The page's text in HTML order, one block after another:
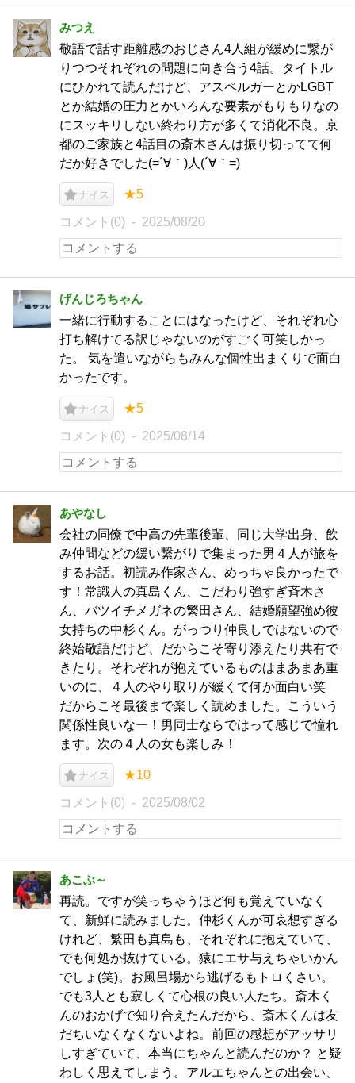
みつえ
敬語で話す距離感のおじさん4人組が緩めに繋が
りつつそれぞれの問題に向き合う4話。タイトル
にひかれて読んだけど、アスペルガーとかLGBT
とか結婚の圧力とかいろんな要素がもりもりなの
にスッキリしない終わり方が多くて消化不良。京
都のご家族と4話目の斎木さんは振り切ってて何
だか好きでした(=´∀｀)人(´∀｀=)
ナイス ★5
コメント(0) 2025/08/20
げんじろちゃん
一緒に行動することにはなったけど、それぞれ心
打ち解けてる訳じゃないのがすごく可笑しかっ
た。 気を遣いながらもみんな個性出まくりで面白
かったです。
ナイス ★5
コメント(0) 2025/08/14
あやなし
会社の同僚で中高の先輩後輩、同じ大学出身、飲
み仲間などの緩い繋がりで集まった男４人が旅を
するお話。初読み作家さん、めっちゃ良かったで
す！常識人の真島くん、こだわり強すぎ斉木さ
ん、バツイチメガネの繁田さん、結婚願望強め彼
女持ちの中杉くん。がっつり仲良しではないので
終始敬語だけど、だからこそ寄り添えたり共有で
きたり。それぞれが抱えているものはまあまあ重
いのに、４人のやり取りが緩くて何か面白い笑
だからこそ最後まで楽しく読めました。こういう
関係性良いなー！男同士ならではって感じで憧れ
ます。次の４人の女も楽しみ！
ナイス ★10
コメント(0) 2025/08/02
あこぶ～
再読。ですが笑っちゃうほど何も覚えていなく
て、新鮮に読みました。仲杉くんが可哀想すぎる
けれど、繁田も真島も、それぞれに抱えていて、
でも何処か抜けている。猿にエサ与えちゃいかん
でしょ(笑)。お風呂場から逃げるもトロくさい。
でも3人とも寂しくて心根の良い人たち。斎木く
んのおかげで知り合えたんだから、斎木くんは友
だちいなくなくないよね。前回の感想がアッサリ
しすぎていて、本当にちゃんと読んだのか？ と疑
わしく思えてしまう。アルエちゃんとの出会い、